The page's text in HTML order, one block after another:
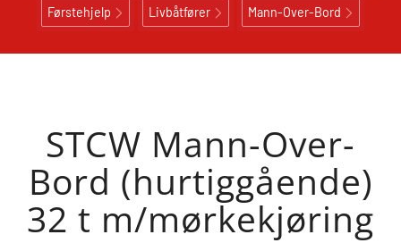
Førstehjelp Livbåtfører Mann-Over-Bord
STCW Mann-Over-
Bord (hurtiggående)
32 t m/mørkekjøring